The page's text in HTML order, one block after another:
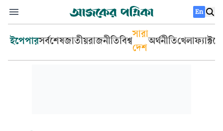
En
ইপেপারসর্বশেষজাতীয়রাজনীতিবিশ্ব
সারা
দেশ
অর্থনীতিখেলা